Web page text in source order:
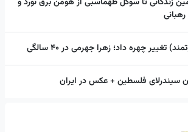
زندگانی تا سوگل طهماسبی از هومن برق نورد و
تغییر چهره داد؛ زهرا جهرمی در ۴۰ سالگی
سیندرلای فلسطین + عکس در ایران